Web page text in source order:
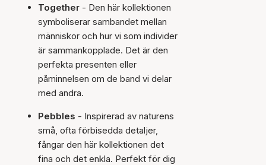
Together - Den här kollektionen
symboliserar sambandet mellan
människor och hur vi som individer
är sammankopplade. Det är den
perfekta presenten eller
påminnelsen om de band vi delar
med andra.
Pebbles - Inspirerad av naturens
små, ofta förbisedda detaljer,
fångar den här kollektionen det
fina och det enkla. Perfekt för dig